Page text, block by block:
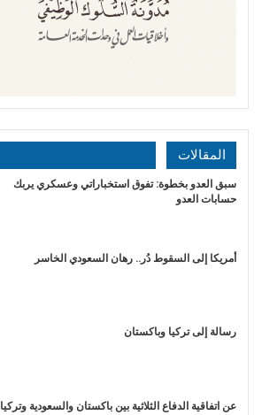
المقالات
سبق العدو بخطوة: تفوق استخباراتي وعسكري يربك
حسابات العدو
أمريكا إلى السقوط دُر.. رهان السعودي الخاسر
رسالة إلى تركيا وباكستان
عن اتفاقية الدفاع الثلاثية بين باكستان والسعودية وتركيا